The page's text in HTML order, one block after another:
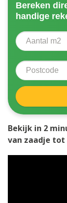
Bereken
handige
Aantal
Postcode
Bekijk in 2
van zaadje